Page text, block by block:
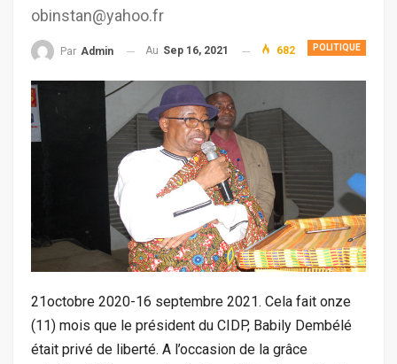
obinstan@yahoo.fr
POLITIQUE
Par Admin Au Sep 16, 2021 682
21octobre 2020-16 septembre 2021. Cela fait onze
(11) mois que le président du CIDP, Babily Dembélé
était privé de liberté. A l’occasion de la grâce